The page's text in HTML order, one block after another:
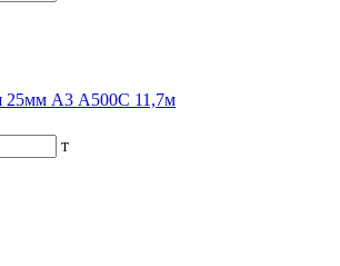
25мм А3 А500С 11,7м
т